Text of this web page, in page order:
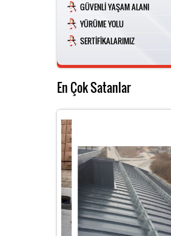
GÜVENLİ YAŞAM ALANI
YÜRÜME YOLU
SERTİFİKALARIMIZ
En Çok Satanlar